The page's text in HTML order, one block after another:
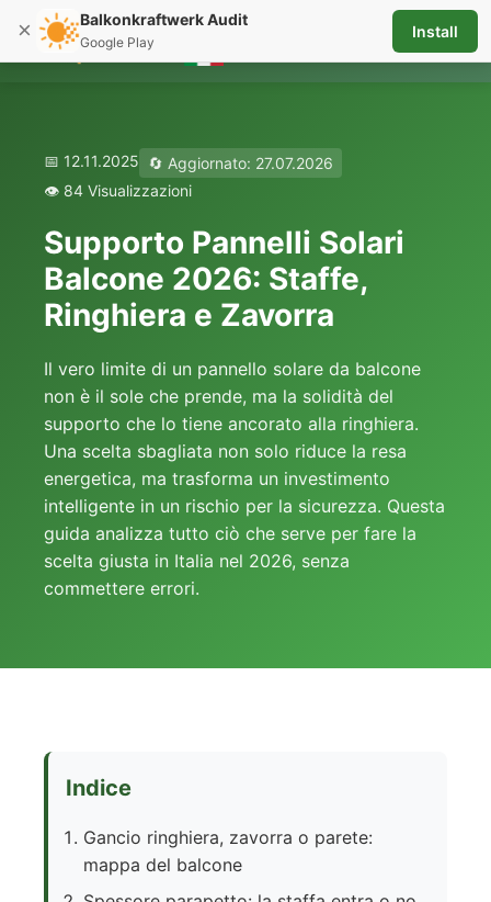
☰
📅 12.11.2025
🔄 Aggiornato: 27.07.2026
👁️ 84 Visualizzazioni
Supporto Pannelli Solari
Balcone 2026: Staffe,
Ringhiera e Zavorra
Il vero limite di un pannello solare da balcone
non è il sole che prende, ma la solidità del
supporto che lo tiene ancorato alla ringhiera.
Una scelta sbagliata non solo riduce la resa
energetica, ma trasforma un investimento
intelligente in un rischio per la sicurezza. Questa
guida analizza tutto ciò che serve per fare la
scelta giusta in Italia nel 2026, senza
commettere errori.
Indice
Gancio ringhiera, zavorra o parete:
mappa del balcone
× Balkonkraftwerk Audit
Google Play
Install